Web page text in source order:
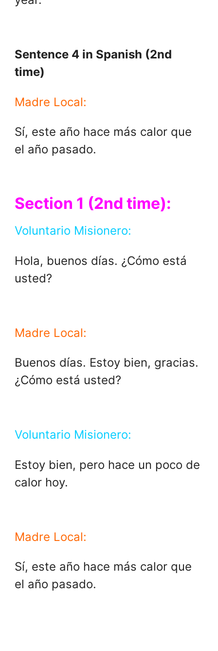
Sentence 4 in Spanish (2nd
time)
Madre Local:
Sí, este año hace más calor que
el año pasado.
Section 1 (2nd time):
Voluntario Misionero:
Hola, buenos días. ¿Cómo está
usted?
Madre Local:
Buenos días. Estoy bien, gracias.
¿Cómo está usted?
Voluntario Misionero:
Estoy bien, pero hace un poco de
calor hoy.
Madre Local:
Sí, este año hace más calor que
el año pasado.